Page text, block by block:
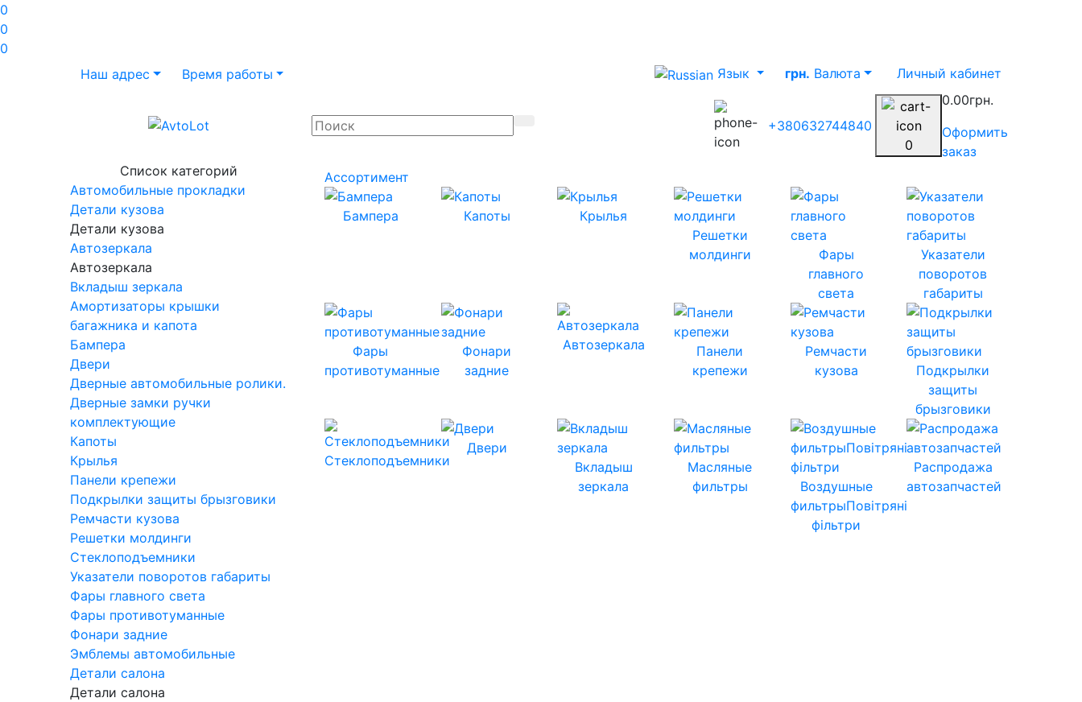
0
0
0
Наш адрес
Время работы Язык грн. Валюта Личный кабинет
+380632744840
0
0.00грн.
Оформить
заказ
Список категорий
Автомобильные прокладки
Детали кузова
Детали кузова
Автозеркала
Автозеркала
Вкладыш зеркала
Амортизаторы крышки
багажника и капота
Бампера
Двери
Дверные автомобильные ролики.
Дверные замки ручки
комплектующие
Капоты
Крылья
Панели крепежи
Подкрылки защиты брызговики
Ремчасти кузова
Решетки молдинги
Стеклоподъемники
Указатели поворотов габариты
Фары главного света
Фары противотуманные
Фонари задние
Эмблемы автомобильные
Детали салона
Детали салона
Ассортимент
Бампера Капоты
Крылья
Решетки
молдинги
Фары
главного
света
Указатели
поворотов
габариты
Фары
противотуманные
Фонари
задние
Автозеркала
Панели
крепежи
Ремчасти
кузова
Подкрылки
защиты
брызговики
Стеклоподъемники
Двери
Вкладыш
зеркала
Масляные
фильтры
Воздушные
фильтрыПовітряні
фільтри
Распродажа
автозапчастей